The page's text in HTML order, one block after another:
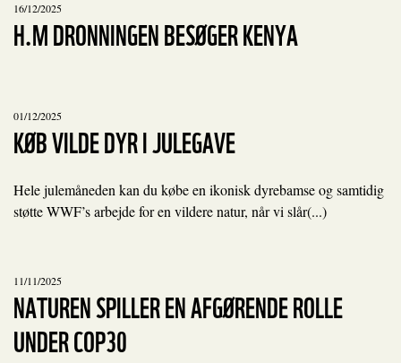
16/12/2025
H.M DRONNINGEN BESØGER KENYA
01/12/2025
KØB VILDE DYR I JULEGAVE
Hele julemåneden kan du købe en ikonisk dyrebamse og samtidig
støtte WWF’s arbejde for en vildere natur, når vi slår(...)
11/11/2025
NATUREN SPILLER EN AFGØRENDE ROLLE
UNDER COP30